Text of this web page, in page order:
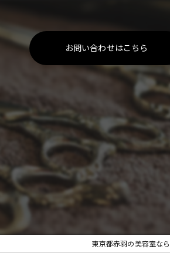
お問い合わせはこちら
東京都赤羽の美容室な